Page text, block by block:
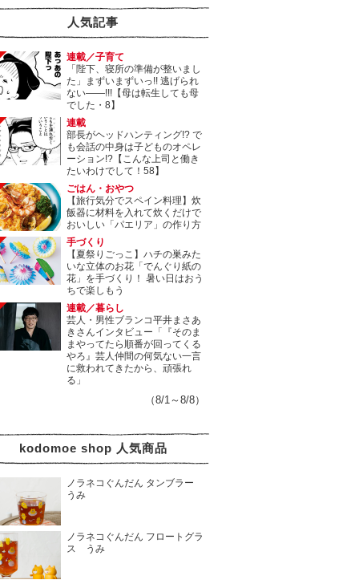
人気記事
連載／子育て
「陛下、寝所の準備が整いまし
た」まずいまずいっ!! 逃げられ
ない――!!!【母は転生しても母
でした・8】
連載
部長がヘッドハンティング!? で
も会話の中身は子どものオペレ
ーション!?【こんな上司と働き
たいわけでして！58】
ごはん・おやつ
【旅行気分でスペイン料理】炊
飯器に材料を入れて炊くだけで
おいしい「パエリア」の作り方
手づくり
【夏祭りごっこ】ハチの巣みた
いな立体のお花「でんぐり紙の
花」を手づくり！ 暑い日はおう
ちで楽しもう
連載／暮らし
芸人・男性ブランコ平井まさあ
きさんインタビュー「『そのま
まやってたら順番が回ってくる
やろ』芸人仲間の何気ない一言
に救われてきたから、頑張れ
る」
（8/1～8/8）
kodomoe shop 人気商品
ノラネコぐんだん タンブラー
うみ
ノラネコぐんだん フロートグラ
ス うみ